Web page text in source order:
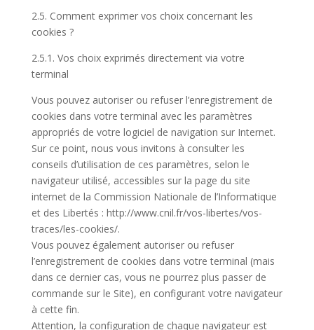
2.5. Comment exprimer vos choix concernant les
cookies ?
2.5.1. Vos choix exprimés directement via votre
terminal
Vous pouvez autoriser ou refuser l’enregistrement de
cookies dans votre terminal avec les paramètres
appropriés de votre logiciel de navigation sur Internet.
Sur ce point, nous vous invitons à consulter les
conseils d’utilisation de ces paramètres, selon le
navigateur utilisé, accessibles sur la page du site
internet de la Commission Nationale de l’Informatique
et des Libertés : http://www.cnil.fr/vos-libertes/vos-
traces/les-cookies/.
Vous pouvez également autoriser ou refuser
l’enregistrement de cookies dans votre terminal (mais
dans ce dernier cas, vous ne pourrez plus passer de
commande sur le Site), en configurant votre navigateur
à cette fin.
Attention, la configuration de chaque navigateur est